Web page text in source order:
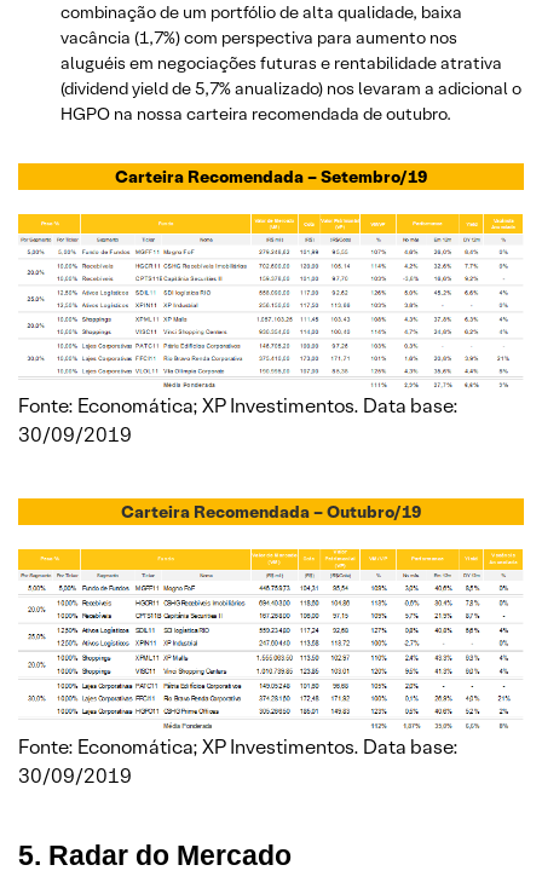
combinação de um portfólio de alta qualidade, baixa
vacância (1,7%) com perspectiva para aumento nos
aluguéis em negociações futuras e rentabilidade atrativa
(dividend yield de 5,7% anualizado) nos levaram a adicional o
HGPO na nossa carteira recomendada de outubro.
Carteira Recomendada –Setembro/19
Fonte: Economática; XP Investimentos. Data base:
30/09/2019
Carteira Recomendada – Outubro/19
Fonte: Economática; XP Investimentos. Data base:
30/09/2019
5. Radar do Mercado